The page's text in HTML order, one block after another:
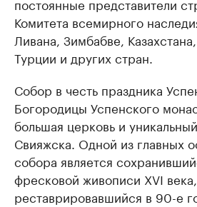
постоянные представители
Комитета всемирного
Ливана, Зимбабве,
Турции и других стран.
Собор в честь праздника
Богородицы Успенского
большая церковь и
Свияжска. Одной из главных
собора является
фресковой живописи XVI века,
реставрировавшийся в 90-е